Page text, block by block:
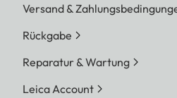
Versand &
Rückgabe
Reparatur & Wartung
Leica Account